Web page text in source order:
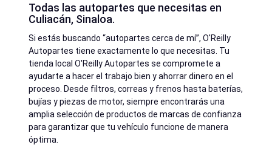
Todas las autopartes que necesitas en
Culiacán, Sinaloa.
Si estás buscando “autopartes cerca de mí”, O'Reilly
Autopartes tiene exactamente lo que necesitas. Tu
tienda local O'Reilly Autopartes se compromete a
ayudarte a hacer el trabajo bien y ahorrar dinero en el
proceso. Desde filtros, correas y frenos hasta baterías,
bujías y piezas de motor, siempre encontrarás una
amplia selección de productos de marcas de confianza
para garantizar que tu vehículo funcione de manera
óptima.